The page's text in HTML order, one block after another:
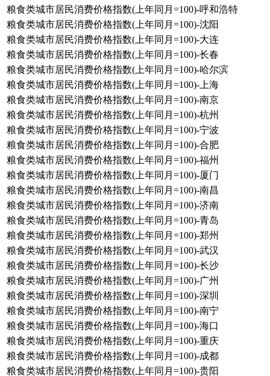
粮食类城市居民消费价格指数(上年同月=100)-呼和浩特
粮食类城市居民消费价格指数(上年同月=100)-沈阳
粮食类城市居民消费价格指数(上年同月=100)-大连
粮食类城市居民消费价格指数(上年同月=100)-长春
粮食类城市居民消费价格指数(上年同月=100)-哈尔滨
粮食类城市居民消费价格指数(上年同月=100)-上海
粮食类城市居民消费价格指数(上年同月=100)-南京
粮食类城市居民消费价格指数(上年同月=100)-杭州
粮食类城市居民消费价格指数(上年同月=100)-宁波
粮食类城市居民消费价格指数(上年同月=100)-合肥
粮食类城市居民消费价格指数(上年同月=100)-福州
粮食类城市居民消费价格指数(上年同月=100)-厦门
粮食类城市居民消费价格指数(上年同月=100)-南昌
粮食类城市居民消费价格指数(上年同月=100)-济南
粮食类城市居民消费价格指数(上年同月=100)-青岛
粮食类城市居民消费价格指数(上年同月=100)-郑州
粮食类城市居民消费价格指数(上年同月=100)-武汉
粮食类城市居民消费价格指数(上年同月=100)-长沙
粮食类城市居民消费价格指数(上年同月=100)-广州
粮食类城市居民消费价格指数(上年同月=100)-深圳
粮食类城市居民消费价格指数(上年同月=100)-南宁
粮食类城市居民消费价格指数(上年同月=100)-海口
粮食类城市居民消费价格指数(上年同月=100)-重庆
粮食类城市居民消费价格指数(上年同月=100)-成都
粮食类城市居民消费价格指数(上年同月=100)-贵阳